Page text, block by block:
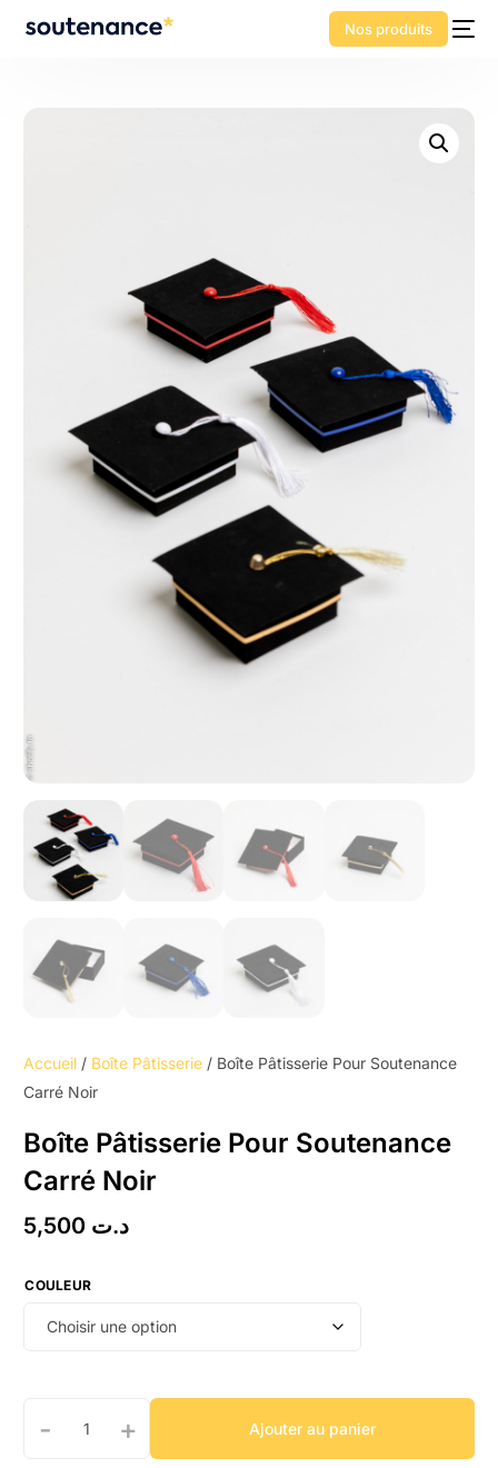
Nos produits
Accueil / Boîte Pâtisserie / Boîte Pâtisserie Pour Soutenance
Carré Noir
Boîte Pâtisserie Pour Soutenance
Carré Noir
د.ت
COULEUR
+
- Ajouter au panier